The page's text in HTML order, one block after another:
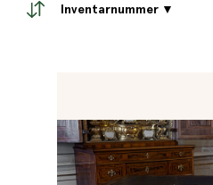
Inventarnummer ▼